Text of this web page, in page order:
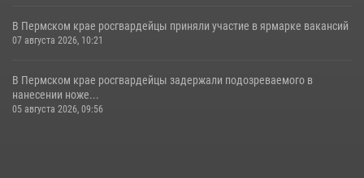
В Пермском крае росгвардейцы приняли участие в ярмарке вакансий
07 августа 2026, 10:21
В Пермском крае росгвардейцы задержали подозреваемого в
нанесении ноже...
05 августа 2026, 09:56